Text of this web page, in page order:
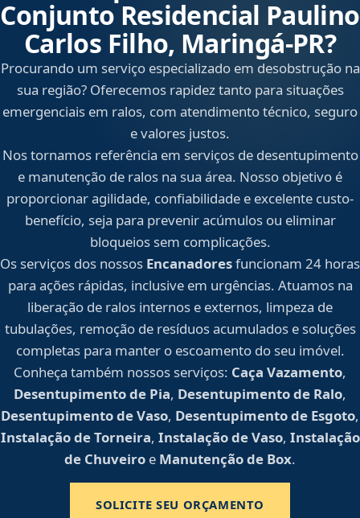
Conjunto Residencial Paulino
Carlos Filho, Maringá‑PR?
Procurando um serviço especializado em desobstrução na
sua região? Oferecemos rapidez tanto para situações
emergenciais em ralos, com atendimento técnico, seguro
e valores justos.
Nos tornamos referência em serviços de desentupimento
e manutenção de ralos na sua área. Nosso objetivo é
proporcionar agilidade, confiabilidade e excelente custo-
benefício, seja para prevenir acúmulos ou eliminar
bloqueios sem complicações.
Os serviços dos nossos Encanadoresfuncionam 24 horas
para ações rápidas, inclusive em urgências. Atuamos na
liberação de ralos internos e externos, limpeza de
tubulações, remoção de resíduos acumulados e soluções
completas para manter o escoamento do seu imóvel.
Conheça também nossos serviços: Caça Vazamento,
Desentupimento de Pia, Desentupimento de Ralo,
Desentupimento de Vaso, Desentupimento de Esgoto,
Instalação de Torneira, Instalação de Vaso, Instalação
de Chuveiro e Manutenção de Box.
SOLICITE SEU ORÇAMENTO